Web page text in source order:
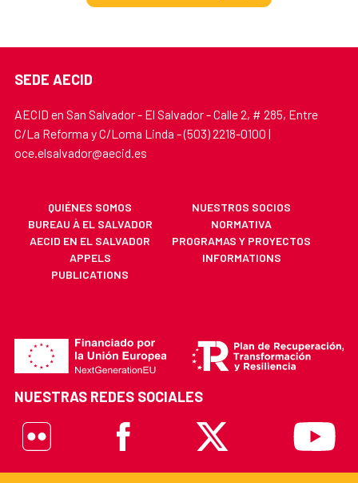
SEDE AECID
AECID en San Salvador - El Salvador - Calle 2, # 285, Entre
C/La Reforma y C/Loma Linda - (503) 2218-0100 |
oce.elsalvador@aecid.es
QUIÉNES SOMOS
NUESTROS SOCIOS
BUREAU À EL SALVADOR
NORMATIVA
AECID EN EL SALVADOR
PROGRAMAS Y PROYECTOS
APPELS
INFORMATIONS
PUBLICATIONS
NUESTRAS REDES SOCIALES
Flickr
Facebook X Youtube